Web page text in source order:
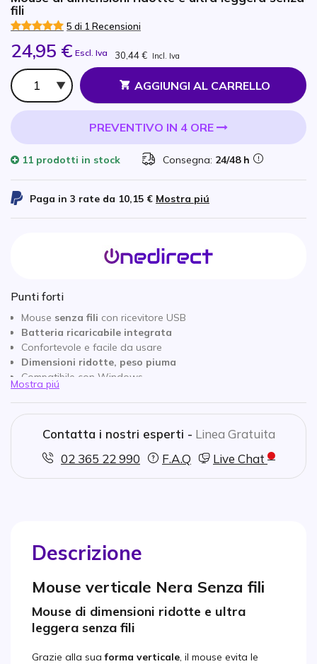
fili
5 di 1 Recensioni
24,95 € Escl. Iva 30,44 € Incl. Iva
Qtà
AGGIUNGI AL CARRELLO
PREVENTIVO IN 4 ORE
11 prodotti in stock Consegna: 24/48 h
Paga in 3 rate da 10,15 € Mostra piú
Punti forti
Mouse senza fili con ricevitore USB
Batteria ricaricabile integrata
Confortevole e facile da usare
Dimensioni ridotte, peso piuma
Compatibile con Windows
Mostra piú
Contatta i nostri esperti - Linea Gratuita
02 365 22 990
F.A.Q Live Chat
Descrizione
Mouse verticale Nera Senza fili
Mouse di dimensioni ridotte e ultra
leggera senza fili
Grazie alla sua forma verticale, il mouse evita le